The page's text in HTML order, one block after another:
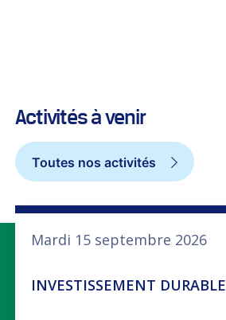
Activités à venir
Toutes nos activités
Mardi 15 septembre 2026
INVESTISSEMENT DURABLE